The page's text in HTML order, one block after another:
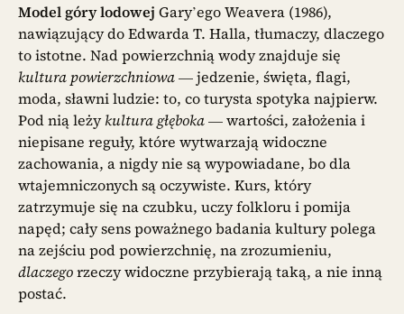
Model góry lodowej Gary’ego Weavera (1986),
nawiązujący do Edwarda T. Halla, tłumaczy, dlaczego
to istotne. Nad powierzchnią wody znajduje się
kultura powierzchniowa— jedzenie, święta, flagi,
moda, sławni ludzie: to, co turysta spotyka najpierw.
Pod nią leżykultura głęboka— wartości, założenia i
niepisane reguły, które wytwarzają widoczne
zachowania, a nigdy nie są wypowiadane, bo dla
wtajemniczonych są oczywiste. Kurs, który
zatrzymuje się na czubku, uczy folkloru i pomija
napęd; cały sens poważnego badania kultury polega
na zejściu pod powierzchnię, na zrozumieniu,
dlaczegorzeczy widoczne przybierają taką, a nie inną
postać.